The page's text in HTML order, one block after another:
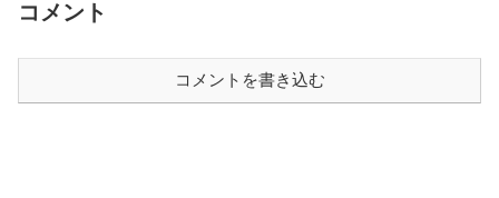
コメント
コメントを書き込む